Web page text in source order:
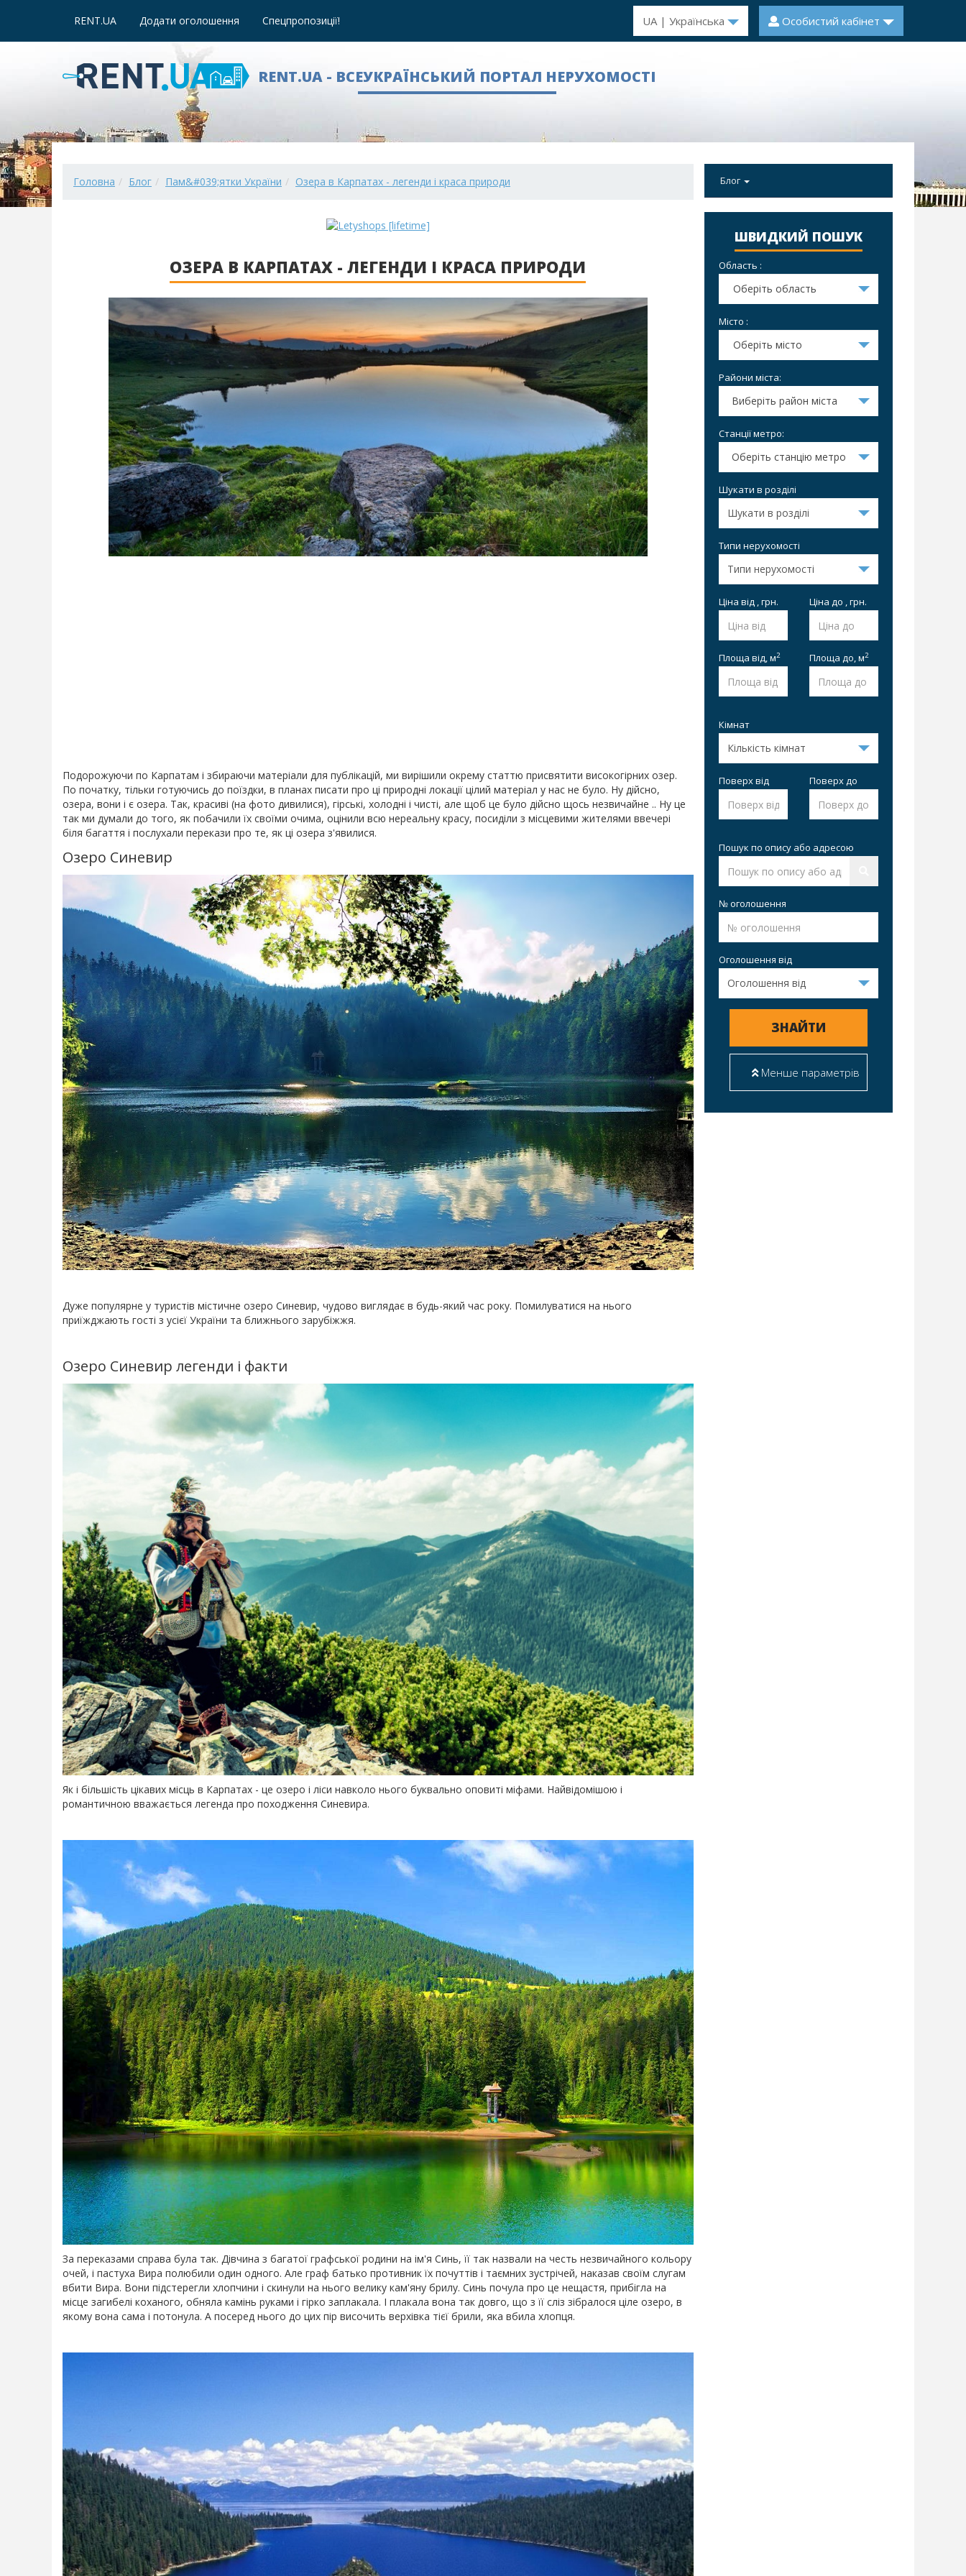
RENT.UA Додати оголошення Спецпропозиції! UA | Українська Особистий кабінет
RENT.UA - ВСЕУКРАЇНСЬКИЙ ПОРТАЛ НЕРУХОМОСТІ
Головна Блог Пам&#039;ятки України Озера в Карпатах - легенди і краса природи
ОЗЕРА В КАРПАТАХ - ЛЕГЕНДИ І КРАСА ПРИРОДИ
Подорожуючи по Карпатам і збираючи матеріали для публікацій, ми вирішили окрему статтю присвятити високогірних озер.
По початку, тільки готуючись до поїздки, в планах писати про ці природні локації цілий матеріал у нас не було. Ну дійсно,
озера, вони і є озера. Так, красиві (на фото дивилися), гірські, холодні і чисті, але щоб це було дійсно щось незвичайне .. Ну це
так ми думали до того, як побачили їх своїми очима, оцінили всю нереальну красу, посиділи з місцевими жителями ввечері
біля багаття і послухали перекази про те, як ці озера з'явилися.
Озеро Синевир
Дуже популярне у туристів містичне озеро Синевир, чудово виглядає в будь-який час року. Помилуватися на нього
приїжджають гості з усієї України та ближнього зарубіжжя.
Озеро Синевир легенди і факти
Як і більшість цікавих місць в Карпатах - це озеро і ліси навколо нього буквально оповиті міфами. Найвідомішою і
романтичною вважається легенда про походження Синевира.
За переказами справа була так. Дівчина з багатої графської родини на ім'я Синь, її так назвали на честь незвичайного кольору
очей, і пастуха Вира полюбили один одного. Але граф батько противник їх почуттів і таємних зустрічей, наказав своїм слугам
вбити Вира. Вони підстерегли хлопчини і скинули на нього велику кам'яну брилу. Синь почула про це нещастя, прибігла на
місце загибелі коханого, обняла камінь руками і гірко заплакала. І плакала вона так довго, що з її сліз зібралося ціле озеро, в
якому вона сама і потонула. А посеред нього до цих пір височить верхівка тієї брили, яка вбила хлопця.
Блог
ШВИДКИЙ ПОШУК
Область :
Оберіть область
Місто :
Оберіть місто
Райони міста:
Виберіть район міста
Станції метро:
Оберіть станцію метро
Шукати в розділі
Типи нерухомості
Ціна від , грн. Ціна до , грн.
Площа від,м2 Площа до,м2
Кімнат
Поверх від Поверх до
Пошук по опису або адресою
№ оголошення
Оголошення від
ЗНАЙТИ
Менше параметрів